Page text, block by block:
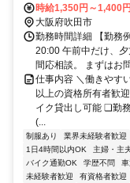
時給1,350円～1,400円
大阪府吹田市
勤務時間詳細 【勤
20:00 午前中だけ、
間応相談。 まずはお
仕事内容 ＼働きやす
以上の資格所有者歓
イク貸出し可能 ❏勤
(...
制服あり 業界未経験者歓迎
1日4時間以内OK
主婦・主
バイク通勤OK
学歴不問
未経験者歓迎
有資格者歓迎